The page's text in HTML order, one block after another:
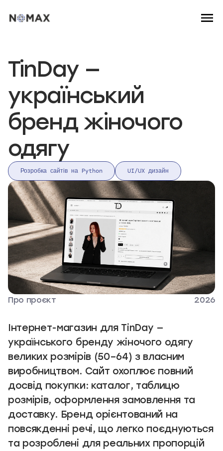
TinDay —
український
бренд жіночого
одягу
Розробка сайтів на Python UI/UX дизайн
2026
Про проєкт
Інтернет-магазин для TinDay —
українського бренду жіночого одягу
великих розмірів (50–64) з власним
виробництвом. Сайт охоплює повний
досвід покупки: каталог, таблицю
розмірів, оформлення замовлення та
доставку. Бренд орієнтований на
повсякденні речі, що легко поєднуються
та розроблені для реальних пропорцій